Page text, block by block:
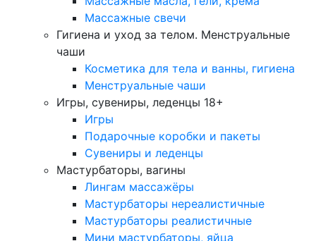
Массажные свечи
Гигиена и уход за телом. Менструальные
чаши
Косметика для тела и ванны, гигиена
Менструальные чаши
Игры, сувениры, леденцы 18+
Игры
Подарочные коробки и пакеты
Сувениры и леденцы
Мастурбаторы, вагины
Лингам массажёры
Мастурбаторы нереалистичные
Мастурбаторы реалистичные
Мини мастурбаторы, яйца